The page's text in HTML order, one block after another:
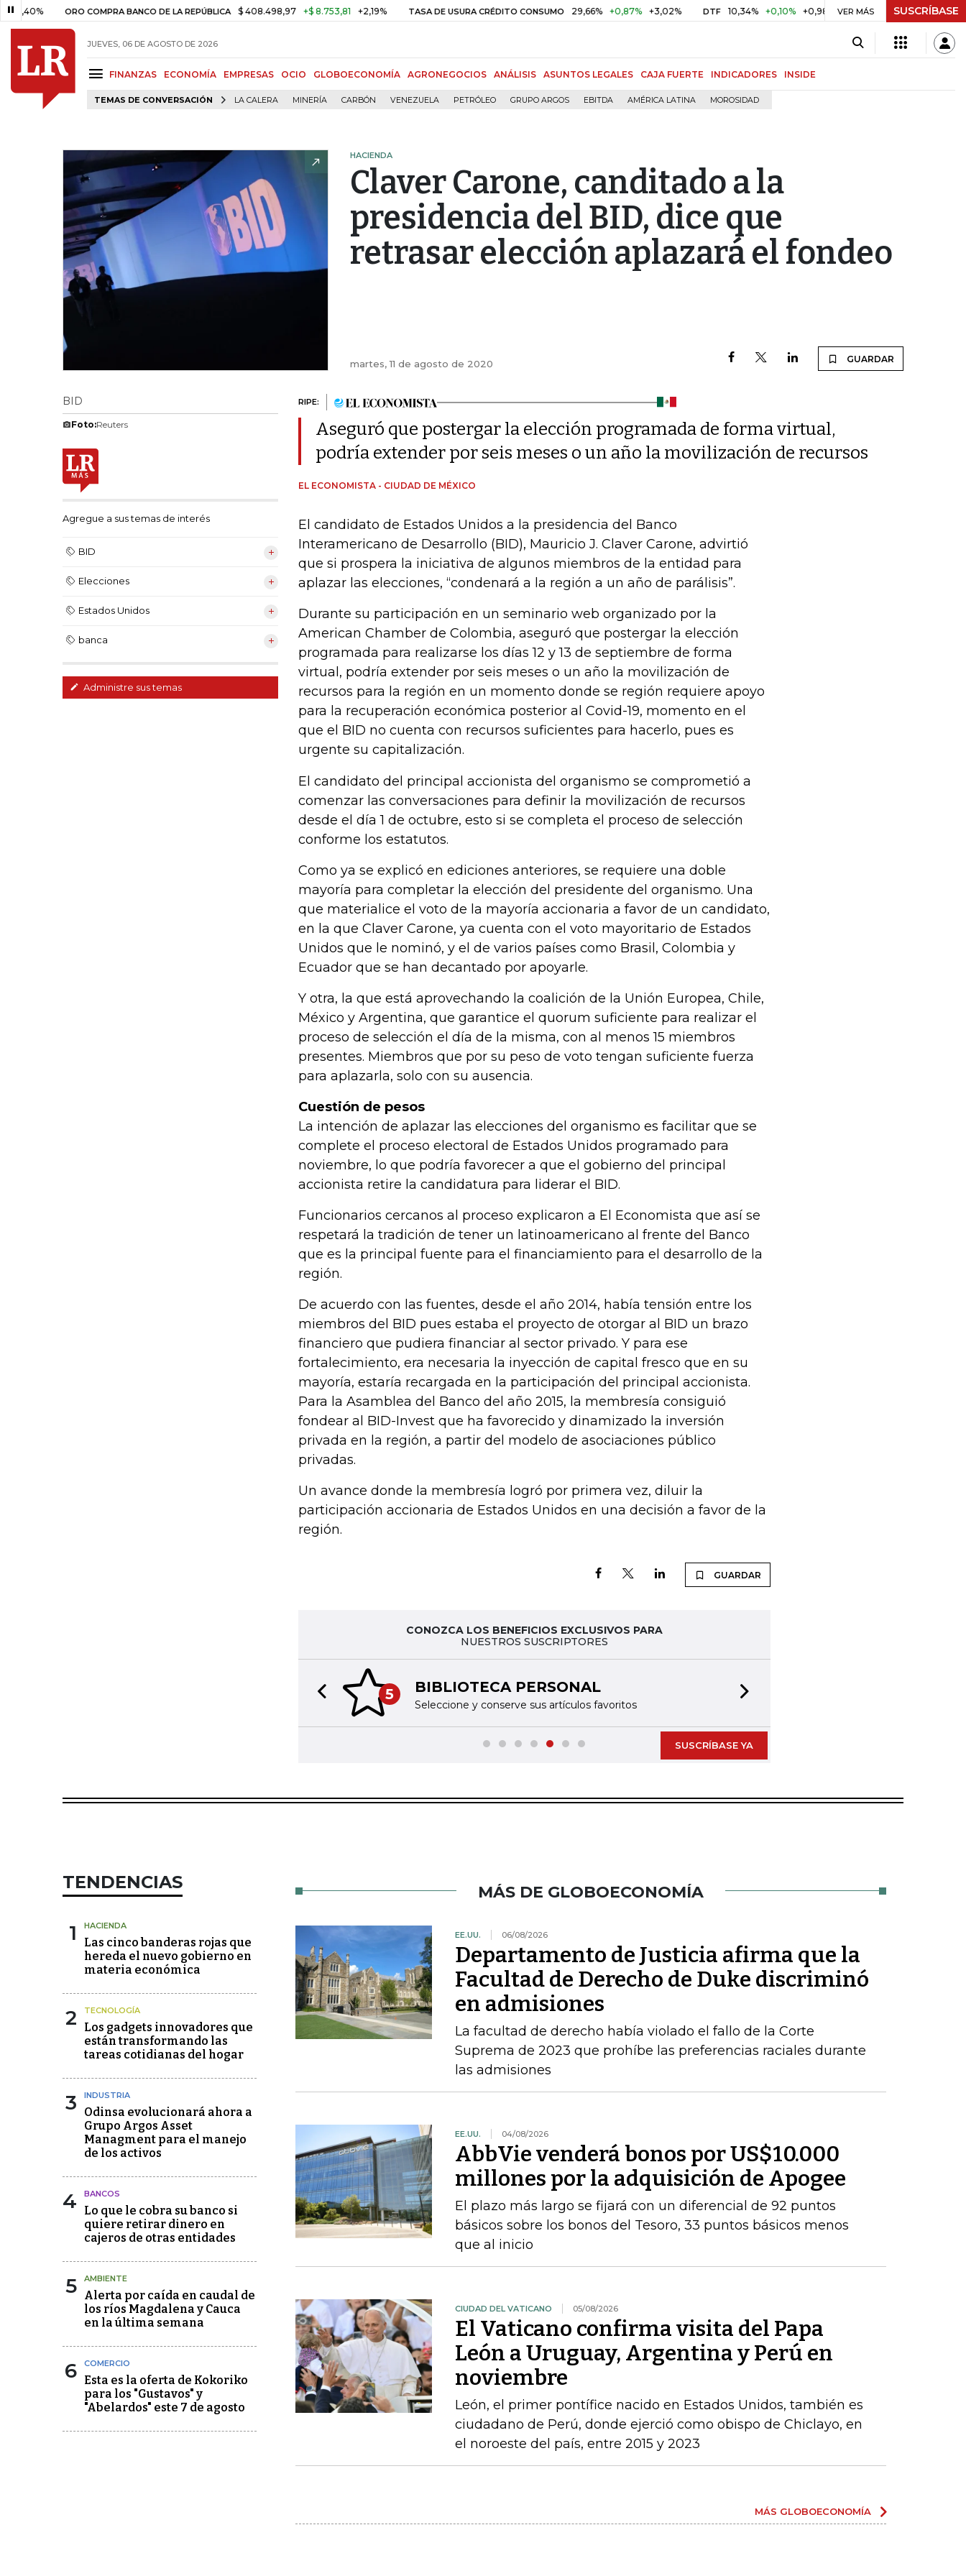
ORO COMPRA BANCO DE LA REPÚBLICA $ 408.498,97 +$ 8.753,81 +2,19% TASA DE USURA CRÉDITO CONSUMO 29,66% +0,87% +3,02% DTF 10,34% +0,10% +0,98% UVR $ 416,91 +$ 0,05 +0,01%
VER MÁS SUSCRÍBASE
JUEVES, 06 DE AGOSTO DE 2026
FINANZAS ECONOMÍA EMPRESAS OCIO GLOBOECONOMÍA AGRONEGOCIOS ANÁLISIS ASUNTOS LEGALES CAJA FUERTE INDICADORES INSIDE
TEMAS DE CONVERSACIÓN LA CALERA MINERÍA CARBÓN VENEZUELA PETRÓLEO GRUPO ARGOS EBITDA AMÉRICA LATINA MOROSIDAD
HACIENDA
Claver Carone, canditado a la
presidencia del BID, dice que
retrasar elección aplazará el fondeo
martes, 11 de agosto de 2020 GUARDAR
BID
Foto:Reuters
Agregue a sus temas de interés
BID
Elecciones
Estados Unidos
banca
Administre sus temas
RIPE:
Aseguró que postergar la elección programada de forma virtual,
podría extender por seis meses o un año la movilización de recursos
EL ECONOMISTA - CIUDAD DE MÉXICO
El candidato de Estados Unidos a la presidencia del Banco
Interamericano de Desarrollo (BID), Mauricio J. Claver Carone, advirtió
que si prospera la iniciativa de algunos miembros de la entidad para
aplazar las elecciones, “condenará a la región a un año de parálisis”.
Durante su participación en un seminario web organizado por la
American Chamber de Colombia, aseguró que postergar la elección
programada para realizarse los días 12 y 13 de septiembre de forma
virtual, podría extender por seis meses o un año la movilización de
recursos para la región en un momento donde se región requiere apoyo
para la recuperación económica posterior al Covid-19, momento en el
que el BID no cuenta con recursos suficientes para hacerlo, pues es
urgente su capitalización.
El candidato del principal accionista del organismo se comprometió a
comenzar las conversaciones para definir la movilización de recursos
desde el día 1 de octubre, esto si se completa el proceso de selección
conforme los estatutos.
Como ya se explicó en ediciones anteriores, se requiere una doble
mayoría para completar la elección del presidente del organismo. Una
que materialice el voto de la mayoría accionaria a favor de un candidato,
en la que Claver Carone, ya cuenta con el voto mayoritario de Estados
Unidos que le nominó, y el de varios países como Brasil, Colombia y
Ecuador que se han decantado por apoyarle.
Y otra, la que está aprovechando la coalición de la Unión Europea, Chile,
México y Argentina, que garantice el quorum suficiente para realizar el
proceso de selección el día de la misma, con al menos 15 miembros
presentes. Miembros que por su peso de voto tengan suficiente fuerza
para aplazarla, solo con su ausencia.
Cuestión de pesos
La intención de aplazar las elecciones del organismo es facilitar que se
complete el proceso electoral de Estados Unidos programado para
noviembre, lo que podría favorecer a que el gobierno del principal
accionista retire la candidatura para liderar el BID.
Funcionarios cercanos al proceso explicaron a El Economista que así se
respetará la tradición de tener un latinoamericano al frente del Banco
que es la principal fuente para el financiamiento para el desarrollo de la
región.
De acuerdo con las fuentes, desde el año 2014, había tensión entre los
miembros del BID pues estaba el proyecto de otorgar al BID un brazo
financiero que pudiera financiar al sector privado. Y para ese
fortalecimiento, era necesaria la inyección de capital fresco que en su
mayoría, estaría recargada en la participación del principal accionista.
Para la Asamblea del Banco del año 2015, la membresía consiguió
fondear al BID-Invest que ha favorecido y dinamizado la inversión
privada en la región, a partir del modelo de asociaciones público
privadas.
Un avance donde la membresía logró por primera vez, diluir la
participación accionaria de Estados Unidos en una decisión a favor de la
región.
GUARDAR
CONOZCA LOS BENEFICIOS EXCLUSIVOS PARA
NUESTROS SUSCRIPTORES
5 BIBLIOTECA PERSONAL
Seleccione y conserve sus artículos favoritos
Previous slide
SUSCRÍBASE YA
TENDENCIAS
1 HACIENDA
Las cinco banderas rojas que
hereda el nuevo gobierno en
materia económica
2 TECNOLOGÍA
Los gadgets innovadores que
están transformando las
tareas cotidianas del hogar
3 INDUSTRIA
Odinsa evolucionará ahora a
Grupo Argos Asset
Managment para el manejo
de los activos
4 BANCOS
Lo que le cobra su banco si
quiere retirar dinero en
cajeros de otras entidades
5 AMBIENTE
Alerta por caída en caudal de
los ríos Magdalena y Cauca
en la última semana
6 COMERCIO
Esta es la oferta de Kokoriko
para los "Gustavos" y
"Abelardos" este 7 de agosto
MÁS DE GLOBOECONOMÍA
EE.UU. 06/08/2026
Departamento de Justicia afirma que la
Facultad de Derecho de Duke discriminó
en admisiones
La facultad de derecho había violado el fallo de la Corte
Suprema de 2023 que prohíbe las preferencias raciales durante
las admisiones
EE.UU. 04/08/2026
AbbVie venderá bonos por US$10.000
millones por la adquisición de Apogee
El plazo más largo se fijará con un diferencial de 92 puntos
básicos sobre los bonos del Tesoro, 33 puntos básicos menos
que al inicio
CIUDAD DEL VATICANO 05/08/2026
El Vaticano confirma visita del Papa
León a Uruguay, Argentina y Perú en
noviembre
León, el primer pontífice nacido en Estados Unidos, también es
ciudadano de Perú, donde ejerció como obispo de Chiclayo, en
el noroeste del país, entre 2015 y 2023
MÁS GLOBOECONOMÍA